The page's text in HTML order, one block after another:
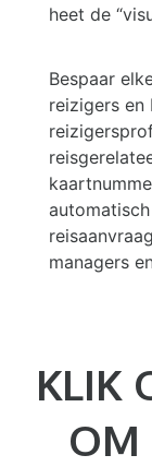
heet de
Bespaar
reizigers en
managers
KLIK
OM